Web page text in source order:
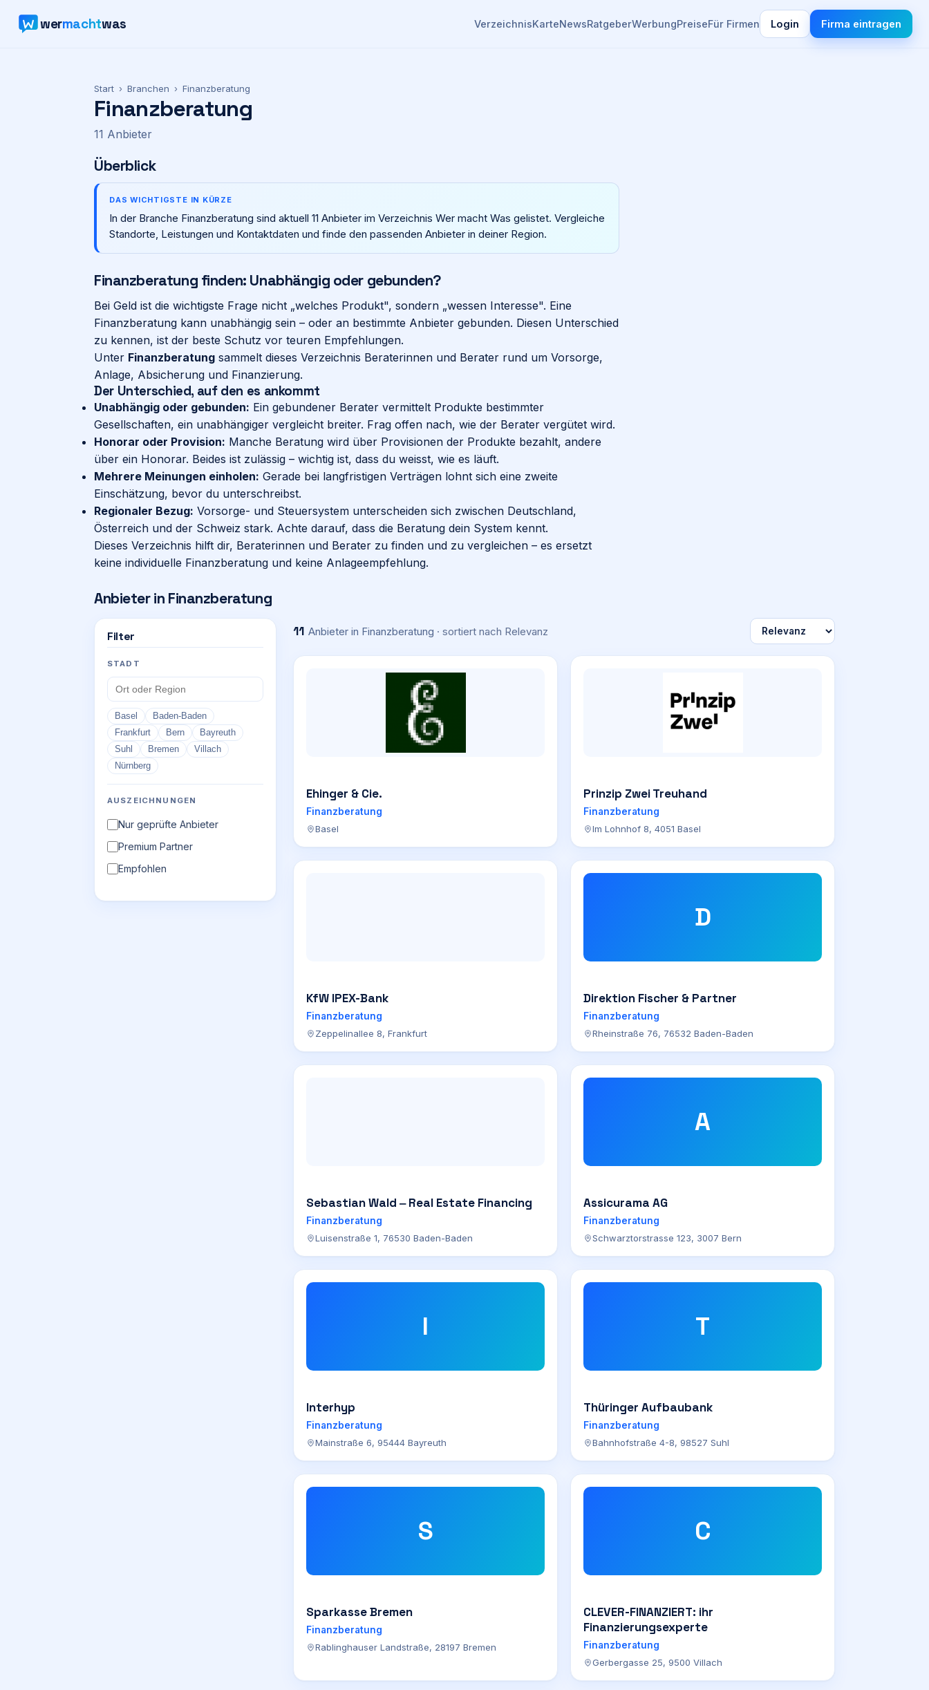
wermachtwas VerzeichnisKarteNewsRatgeberWerbungPreiseFür Firmen Login Firma eintragen
Start › Branchen › Finanzberatung
Finanzberatung
11 Anbieter
Überblick
DAS WICHTIGSTE IN KÜRZE
In der Branche Finanzberatung sind aktuell 11 Anbieter im Verzeichnis Wer macht Was gelistet. Vergleiche
Standorte, Leistungen und Kontaktdaten und finde den passenden Anbieter in deiner Region.
Finanzberatung finden: Unabhängig oder gebunden?
Bei Geld ist die wichtigste Frage nicht „welches Produkt", sondern „wessen Interesse". Eine
Finanzberatung kann unabhängig sein – oder an bestimmte Anbieter gebunden. Diesen Unterschied
zu kennen, ist der beste Schutz vor teuren Empfehlungen.
Unter Finanzberatung sammelt dieses Verzeichnis Beraterinnen und Berater rund um Vorsorge,
Anlage, Absicherung und Finanzierung.
Der Unterschied, auf den es ankommt
Unabhängig oder gebunden: Ein gebundener Berater vermittelt Produkte bestimmter
Gesellschaften, ein unabhängiger vergleicht breiter. Frag offen nach, wie der Berater vergütet wird.
Honorar oder Provision: Manche Beratung wird über Provisionen der Produkte bezahlt, andere
über ein Honorar. Beides ist zulässig – wichtig ist, dass du weisst, wie es läuft.
Mehrere Meinungen einholen: Gerade bei langfristigen Verträgen lohnt sich eine zweite
Einschätzung, bevor du unterschreibst.
Regionaler Bezug: Vorsorge- und Steuersystem unterscheiden sich zwischen Deutschland,
Österreich und der Schweiz stark. Achte darauf, dass die Beratung dein System kennt.
Dieses Verzeichnis hilft dir, Beraterinnen und Berater zu finden und zu vergleichen – es ersetzt
keine individuelle Finanzberatung und keine Anlageempfehlung.
Anbieter in Finanzberatung
Filter
STADT
Basel
Baden-Baden
Frankfurt
Bern
Bayreuth
Suhl
Bremen
Villach
Nürnberg
AUSZEICHNUNGEN
Nur geprüfte Anbieter
Premium Partner
Empfohlen
11 Anbieter in Finanzberatung · sortiert nach Relevanz
Ehinger & Cie.
Finanzberatung
Basel
Prinzip Zwei Treuhand
Finanzberatung
Im Lohnhof 8, 4051 Basel
KfW IPEX-Bank
Finanzberatung
Zeppelinallee 8, Frankfurt
D
Direktion Fischer & Partner
Finanzberatung
Rheinstraße 76, 76532 Baden-Baden
Sebastian Wald ‒ Real Estate Financing
Finanzberatung
Luisenstraße 1, 76530 Baden-Baden
A
Assicurama AG
Finanzberatung
Schwarztorstrasse 123, 3007 Bern
I
Interhyp
Finanzberatung
Mainstraße 6, 95444 Bayreuth
T
Thüringer Aufbaubank
Finanzberatung
Bahnhofstraße 4-8, 98527 Suhl
S
Sparkasse Bremen
Finanzberatung
Rablinghauser Landstraße, 28197 Bremen
C
CLEVER-FINANZIERT: ihr
Finanzierungsexperte
Finanzberatung
Gerbergasse 25, 9500 Villach